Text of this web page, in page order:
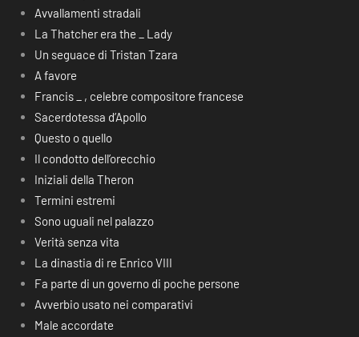
Avvallamenti stradali
La Thatcher era the _ Lady
Un seguace di Tristan Tzara
A favore
Francis _ , celebre compositore francese
Sacerdotessa d’Apollo
Questo o quello
Il condotto dell’orecchio
Iniziali della Theron
Termini estremi
Sono uguali nel palazzo
Verità senza vita
La dinastia di re Enrico VIII
Fa parte di un governo di poche persone
Avverbio usato nei comparativi
Male accordate